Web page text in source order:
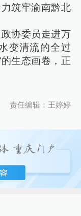
筑牢渝南黔北
协委员走进万
变清流的全过
生态画卷，正
责任编辑：王婷婷